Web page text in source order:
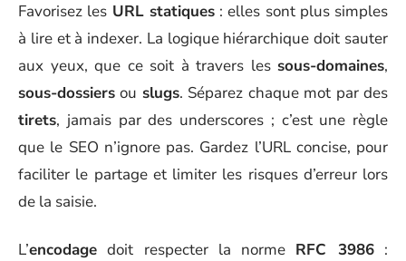
Favorisez les URL statiques: elles sont plus simples
à lire et à indexer. La logique hiérarchique doit sauter
aux yeux, que ce soit à travers les sous-domaines,
sous-dossiers ou slugs. Séparez chaque mot par des
tirets, jamais par des underscores ; c’est une règle
que le SEO n’ignore pas. Gardez l’URL concise, pour
faciliter le partage et limiter les risques d’erreur lors
de la saisie.
L’encodage doit respecter la norme RFC 3986: